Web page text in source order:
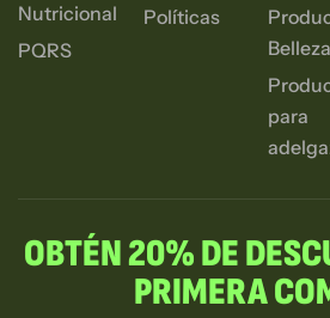
Nutricional
PQRS
Políticas
Belleza
para
OBTÉN 20% DE
PRIMERA